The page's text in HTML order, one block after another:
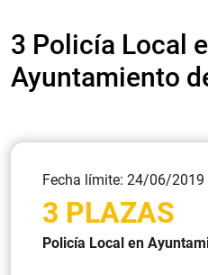
3 Policía Local
Ayuntamiento
Fecha límite: 24/06/2019
3 PLAZAS
Policía Local en